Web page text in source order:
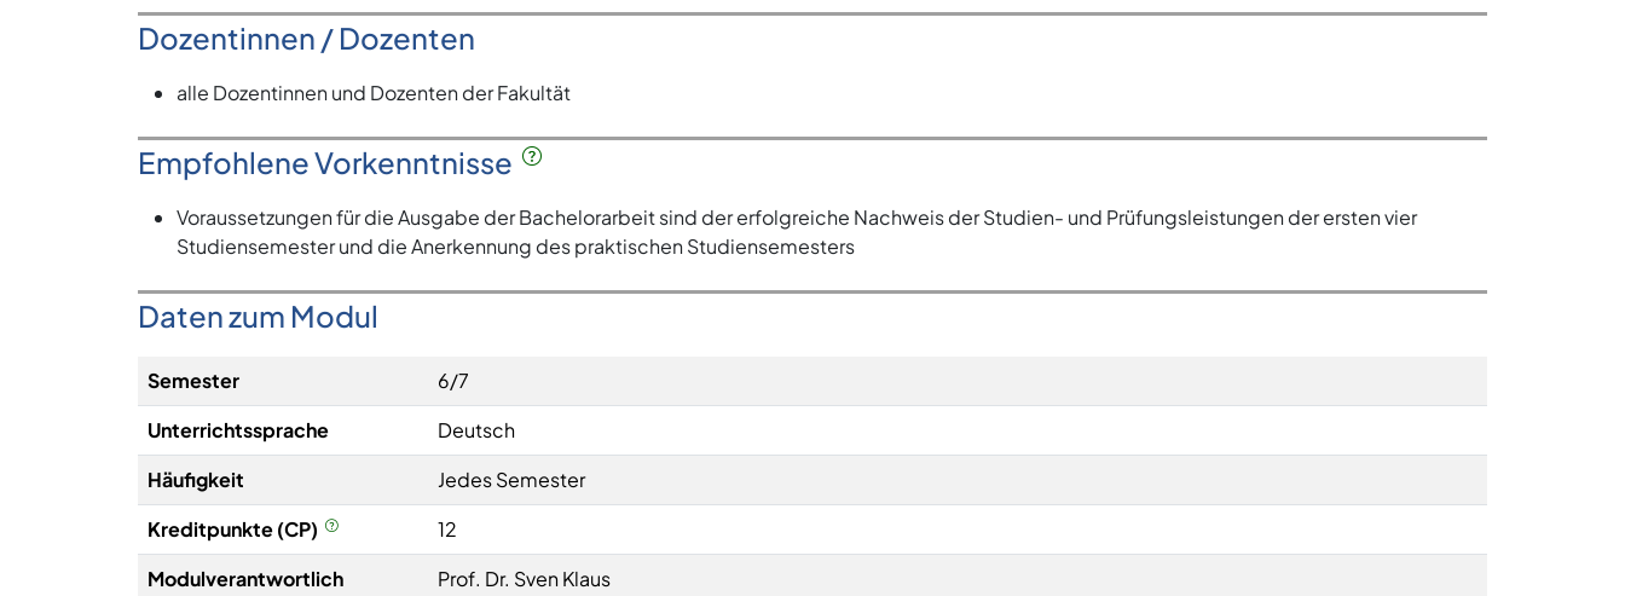
Dozentinnen / Dozenten
alle Dozentinnen und Dozenten der Fakultät
Empfohlene Vorkenntnisse
Voraussetzungen für die Ausgabe der Bachelorarbeit sind der erfolgreiche Nachweis der Studien- und Prüfungsleistungen der ersten vier
Studiensemester und die Anerkennung des praktischen Studiensemesters
Daten zum Modul
Semester
6/7
Unterrichtssprache
Deutsch
Häufigkeit
Jedes Semester
Kreditpunkte (CP)
12
Modulverantwortlich
Prof. Dr. Sven Klaus